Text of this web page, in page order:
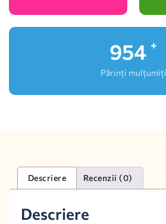
1,000
Părinți mulțumiți
Descriere Recenzii (0)
Descriere